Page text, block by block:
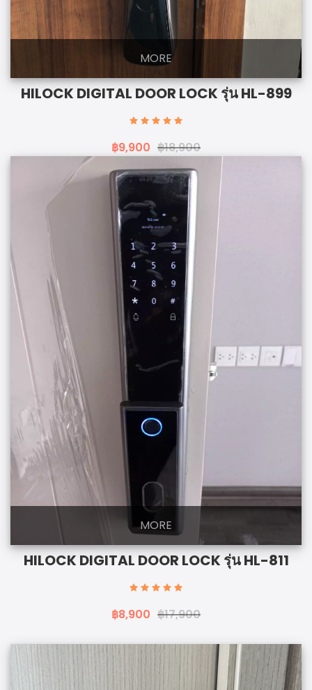
MORE
HILOCK DIGITAL DOOR LOCK รุ่น HL-899
฿9,900 ฿18,900
MORE
HILOCK DIGITAL DOOR LOCK รุ่น HL-811
฿8,900 ฿17,900